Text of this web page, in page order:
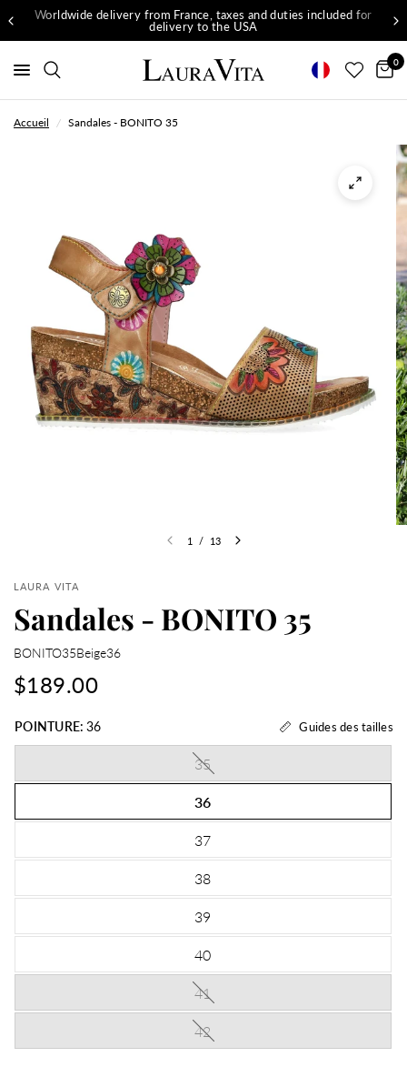
Worldwide delivery from France, taxes and duties included for
delivery to the USA
0
Accueil / Sandales - BONITO 35
1 / 13
LAURA VITA
Sandales - BONITO 35
BONITO35Beige36
$189.00
POINTURE: 36 Guides des tailles
35
36
37
38
39
40
41
42